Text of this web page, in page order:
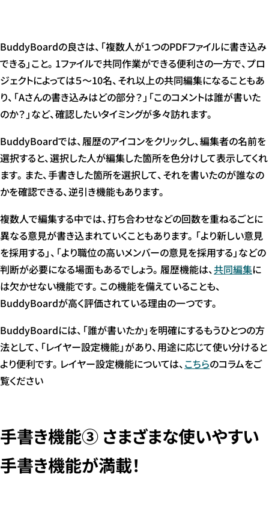
BuddyBoardの良さは、「複数人が１つのPDFファイルに書き込み
できる」こと。1ファイルで共同作業ができる便利さの一方で、プロ
ジェクトによっては５～10名、それ以上の共同編集になることもあ
り、「Aさんの書き込みはどの部分？」「このコメントは誰が書いた
のか？」など、確認したいタイミングが多々訪れます。
BuddyBoardでは、履歴のアイコンをクリックし、編集者の名前を
選択すると、選択した人が編集した箇所を色分けして表示してくれ
ます。また、手書きした箇所を選択して、それを書いたのが誰なの
かを確認できる、逆引き機能もあります。
複数人で編集する中では、打ち合わせなどの回数を重ねるごとに
異なる意見が書き込まれていくこともあります。「より新しい意見
を採用する」、「より職位の高いメンバーの意見を採用する」などの
判断が必要になる場面もあるでしょう。履歴機能は、共同編集に
は欠かせない機能です。この機能を備えていることも、
BuddyBoardが高く評価されている理由の一つです。
BuddyBoardには、「誰が書いたか」を明確にするもうひとつの方
法として、「レイヤー設定機能」があり、用途に応じて使い分けると
より便利です。レイヤー設定機能については、 こちらのコラムをご
覧ください
手書き機能③ さまざまな使いやすい
手書き機能が満載！